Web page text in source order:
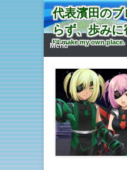
代表濱田の
らず、歩みに
I'll make my own place.
第1メニュー
コンテンツへ移動
Menu